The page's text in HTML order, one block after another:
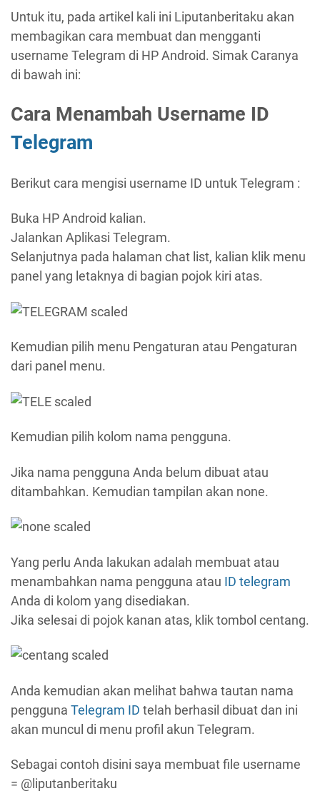
Untuk itu, pada artikel kali ini Liputanberitaku akan
membagikan cara membuat dan mengganti
username Telegram di HP Android. Simak Caranya
di bawah ini:
Cara Menambah Username ID
Telegram
Berikut cara mengisi username ID untuk Telegram :
Buka HP Android kalian.
Jalankan Aplikasi Telegram.
Selanjutnya pada halaman chat list, kalian klik menu
panel yang letaknya di bagian pojok kiri atas.
Kemudian pilih menu Pengaturan atau Pengaturan
dari panel menu.
Kemudian pilih kolom nama pengguna.
Jika nama pengguna Anda belum dibuat atau
ditambahkan. Kemudian tampilan akan none.
Yang perlu Anda lakukan adalah membuat atau
menambahkan nama pengguna atau ID telegram
Anda di kolom yang disediakan.
Jika selesai di pojok kanan atas, klik tombol centang.
Anda kemudian akan melihat bahwa tautan nama
pengguna Telegram ID telah berhasil dibuat dan ini
akan muncul di menu profil akun Telegram.
Sebagai contoh disini saya membuat file username
= @liputanberitaku